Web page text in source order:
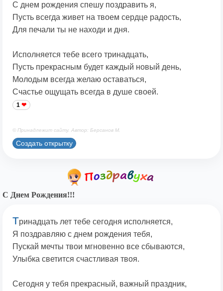
С днем рождения спешу поздравить я,
Пусть всегда живет на твоем сердце радость,
Для печали ты не находи и дня.
Исполняется тебе всего тринадцать,
Пусть прекрасным будет каждый новый день,
Молодым всегда желаю оставаться,
Счастье ощущать всегда в душе своей.
1
© Принадлежит сайту. Автор: Берсанов М.
Создать открытку
С Днем Рождения!!!
Тринадцать лет тебе сегодня исполняется,
Я поздравляю с днем рождения тебя,
Пускай мечты твои мгновенно все сбываются,
Улыбка светится счастливая твоя.
Сегодня у тебя прекрасный, важный праздник,